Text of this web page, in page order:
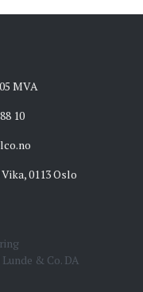
MVA
10
0113 Oslo
& Co. DA